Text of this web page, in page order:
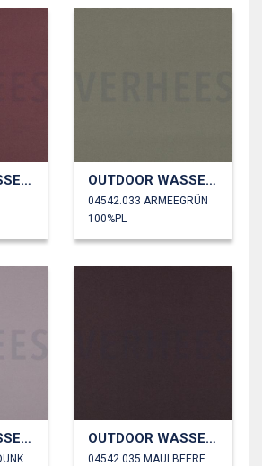
OUTDOOR WASSERDICHT OUTDOOR WASSERDICHT
04542.033 ARMEEGRÜN
100%PL
OUTDOOR WASSERDICHT OUTDOOR WASSERDICHT
04542.035 MAULBEERE